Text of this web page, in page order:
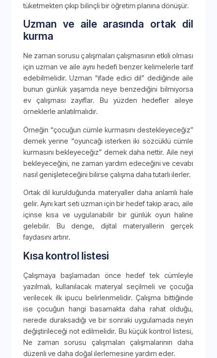
tüketmekten çıkıp bilinçli bir öğretim planına dönüşür.
Uzman ve aile arasında ortak dil
kurma
Ne zaman sorusu çalışmaları çalışmasının etkili olması
için uzman ve aile aynı hedefi benzer kelimelerle tarif
edebilmelidir. Uzman “ifade edici dil” dediğinde aile
bunun günlük yaşamda neye benzediğini bilmiyorsa
ev çalışması zayıflar. Bu yüzden hedefler aileye
örneklerle anlatılmalıdır.
Örneğin “çocuğun cümle kurmasını destekleyeceğiz”
demek yerine “oyuncağı isterken iki sözcüklü cümle
kurmasını bekleyeceğiz” demek daha nettir. Aile neyi
bekleyeceğini, ne zaman yardım edeceğini ve cevabı
nasıl genişleteceğini bilirse çalışma daha tutarlı ilerler.
Ortak dil kurulduğunda materyaller daha anlamlı hale
gelir. Aynı kart seti uzman için bir hedef takip aracı, aile
içinse kısa ve uygulanabilir bir günlük oyun haline
gelebilir. Bu denge, dijital materyallerin gerçek
faydasını artırır.
Kısa kontrol listesi
Çalışmaya başlamadan önce hedef tek cümleyle
yazılmalı, kullanılacak materyal seçilmeli ve çocuğa
verilecek ilk ipucu belirlenmelidir. Çalışma bittiğinde
ise çocuğun hangi basamakta daha rahat olduğu,
nerede duraksadığı ve bir sonraki uygulamada neyin
değiştirileceği not edilmelidir. Bu küçük kontrol listesi,
Ne zaman sorusu çalışmaları çalışmalarının daha
düzenli ve daha doğal ilerlemesine yardım eder.